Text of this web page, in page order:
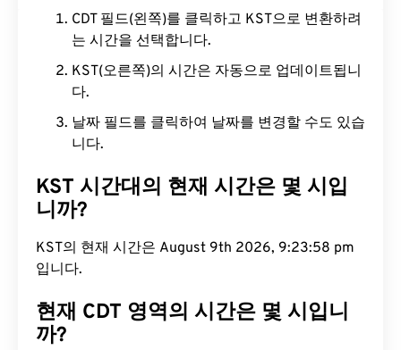
CDT 필드(왼쪽)를 클릭하고 KST으로 변환하려
는 시간을 선택합니다.
KST(오른쪽)의 시간은 자동으로 업데이트됩니
다.
날짜 필드를 클릭하여 날짜를 변경할 수도 있습
니다.
KST 시간대의 현재 시간은 몇 시입
니까?
KST의 현재 시간은 August 9th 2026, 9:23:59 pm
입니다.
현재 CDT 영역의 시간은 몇 시입니
까?